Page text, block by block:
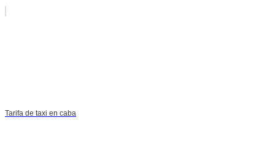
Tarifa de taxi en caba